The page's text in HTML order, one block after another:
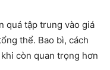
quá tập trung vào giá
thể. Bao bì, cách
còn quan trọng hơn